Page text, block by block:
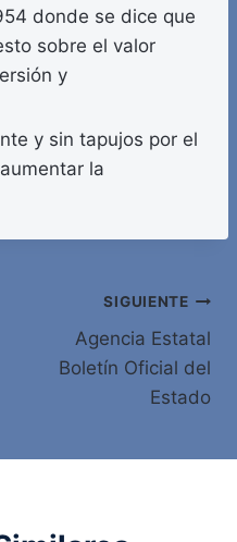
donde se dice que
sobre el valor
y
y sin tapujos por el
la
SIGUIENTE
Agencia Estatal
Boletín Oficial del
Estado